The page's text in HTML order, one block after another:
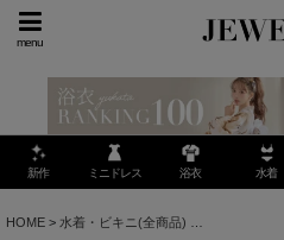
menu
新作 ミニドレス 浴衣 水着
HOME > 水着・ビキニ(全商品)